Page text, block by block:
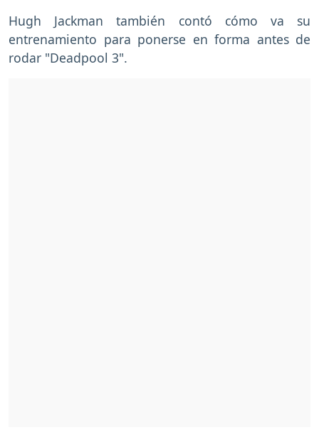
Hugh Jackman también contó cómo va su
entrenamiento para ponerse en forma antes de
rodar "Deadpool 3".